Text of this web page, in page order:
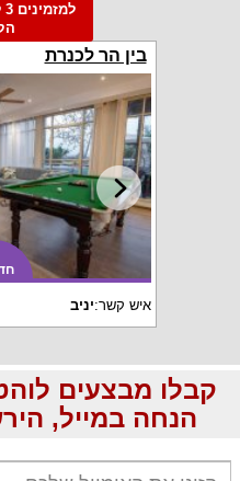
בין הר לכנרת
איש קשר:יניב
הנחה במייל,